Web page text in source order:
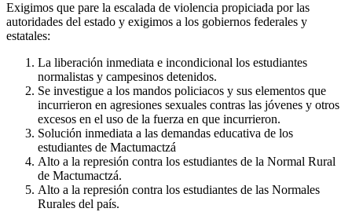
Exigimos que pare la escalada de violencia propiciada por las
autoridades del estado y exigimos a los gobiernos federales y
estatales:
La liberación inmediata e incondicional los estudiantes
normalistas y campesinos detenidos.
Se investigue a los mandos policiacos y sus elementos que
incurrieron en agresiones sexuales contras las jóvenes y otros
excesos en el uso de la fuerza en que incurrieron.
Solución inmediata a las demandas educativa de los
estudiantes de Mactumactzá
Alto a la represión contra los estudiantes de la Normal Rural
de Mactumactzá.
Alto a la represión contra los estudiantes de las Normales
Rurales del país.